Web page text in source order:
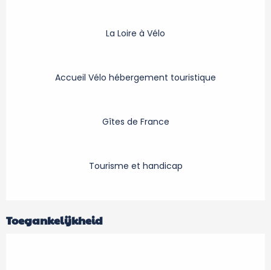
La Loire à Vélo
Accueil Vélo hébergement touristique
Gîtes de France
Tourisme et handicap
Toegankelijkheid